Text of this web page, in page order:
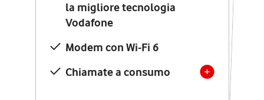
la migliore tecnologia
Vodafone
Modem con Wi-Fi 6
Chiamate a consumo
Vodafone
Modem Seven con Wi-Fi 7
Chiamate illimitate verso
numeri fissi e mobili
nazionali